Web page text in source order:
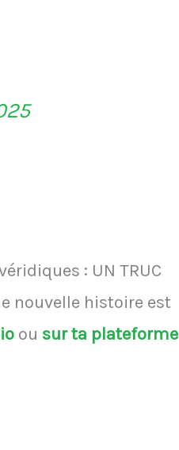
: UN TRUC
nouvelle histoire est
ou sur ta plateforme